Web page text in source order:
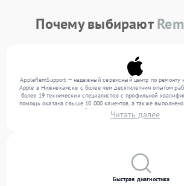
Почему выбирают
AppleRemSupport — надежный сервисный центр по ремонту
Apple в Нижнекамске с более чем десятилетним опытом
более 19 технических специалистов с профильной
помощь оказана свыше 10 000 клиентов, а также
Ежемесячно в сервисный центр поступает свыше 300
выполняем ремонт различного уровня сложности и
Читать далее
Быстрая диагностика